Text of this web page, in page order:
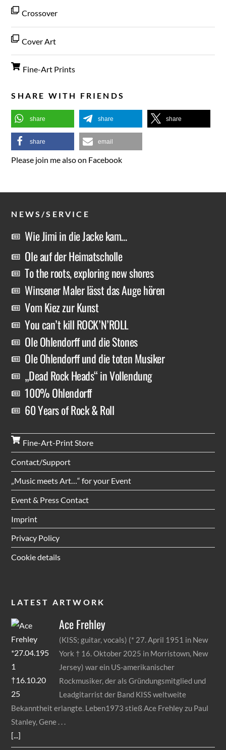
Crossover
Cover Art
Fine-Art Prints
SHARE WITH FRIENDS
share share share
share email
Please join me also on Facebook
NEWS/SERVICE
Wie Jimi in die Jacke kam…
Ole auf der Heimatscholle
To the roots, exploring new shores
Winsener Maler lässt das Auge hören
Vom Kiez zur Kunst
You can’t kill ROCK’N’ROLL
Ole Ohlendorff und die Stones
Ole Ohlendorff und die toten Musiker
„Dead Rock Heads“ in Vollendung
100% Ohlendorff
60 Years of Rock & Roll
Fine-Art-Print Store
Contact/Support
„Music meets Art…“ for your Event
Event & Press Contact
Imprint
Privacy Policy
Cookie details
LATEST ARTWORK
AceFrehley
(KISS; guitar, vocals) (* 27. April 1951 in New
York † 16. Oktober 2025 in Morristown, New
Jersey) war ein US-amerikanischer
Rockmusiker, der als Gründungsmitglied und
Leadgitarrist der Band KISS weltweite
Bekanntheit erlangte. Leben1973 stieß Ace Frehley zu Paul
Stanley, Gene
[...]